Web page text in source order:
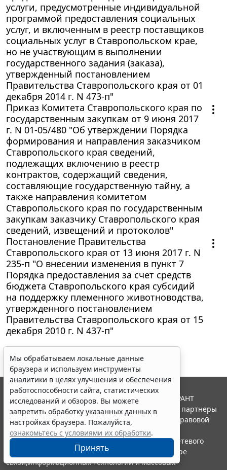
услуги, предусмотренные индивидуальной
программой предоставления социальных
услуг, и включенным в реестр поставщиков
социальных услуг в Ставропольском крае,
но не участвующим в выполнении
государственного задания (заказа),
утвержденный постановлением
Правительства Ставропольского края от 01
декабря 2014 г. N 473-п"
Приказ Комитета Ставропольского края по
государственным закупкам от 9 июня 2017
г. N 01-05/480 "Об утверждении Порядка
формирования и направления заказчиком
Ставропольского края сведений,
подлежащих включению в реестр
контрактов, содержащий сведения,
составляющие государственную тайну, а
также направления комитетом
Ставропольского края по государственным
закупкам заказчику Ставропольского края
сведений, извещений и протоколов"
Постановление Правительства
Ставропольского края от 13 июня 2017 г. N
235-п "О внесении изменения в пункт 7
Порядка предоставления за счет средств
бюджета Ставропольского края субсидий
на поддержку племенного животноводства,
утвержденного постановлением
Правительства Ставропольского края от 15
декабря 2010 г. N 437-п"
Мы обрабатываем локальные данные
браузера и используем инструменты
аналитики в целях улучшения и обеспечения
работоспособности сайта, статистических
исследований и обзоров. Вы можете
запретить обработку указанных данных в
настройках браузера. Пожалуйста,
ознакомьтесь с условиями их обработки.
Принять
© ООО "НПП "ГАРАНТ-СЕРВИС", 2026. Система ГАРАНТ
выпускается с 1990 года. Компания "Гарант" и ее партнеры
являются участниками Российской ассоциации правовой
информации ГАРАНТ.
Портал ГАРАНТ.РУ зарегистрирован в качестве сетевого
издания Федеральной службой по надзору в сфере
связи,информационных технологий и массовых